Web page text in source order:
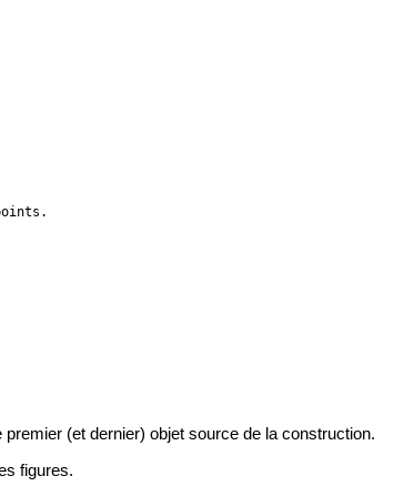
(et dernier) objet source de la construction.
figures.